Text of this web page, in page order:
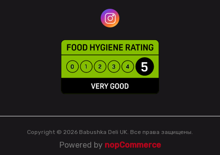
Copyright © 2026 Babushka Deli UK. Все права защищены.
Powered by nopCommerce